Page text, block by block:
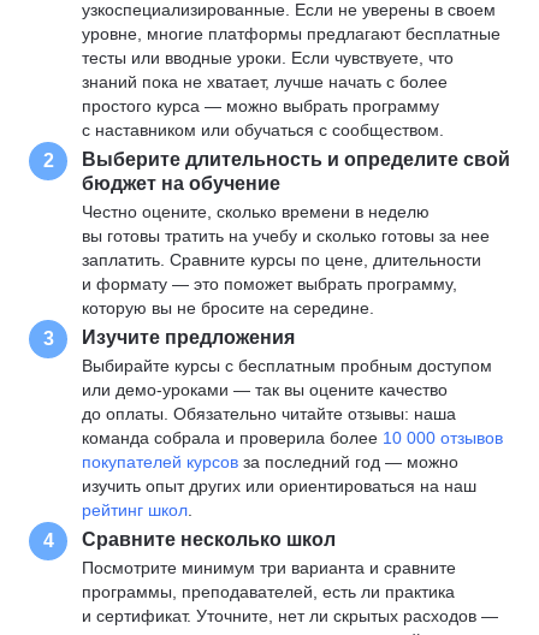
узкоспециализированные. Если не уверены в своем
уровне, многие платформы предлагают бесплатные
тесты или вводные уроки. Если чувствуете, что
знаний пока не хватает, лучше начать с более
простого курса — можно выбрать программу
с наставником или обучаться с сообществом.
2
Выберите длительность и определите свой
бюджет на обучение
Честно оцените, сколько времени в неделю
вы готовы тратить на учебу и сколько готовы за нее
заплатить. Сравните курсы по цене, длительности
и формату — это поможет выбрать программу,
которую вы не бросите на середине.
3 Изучите предложения
Выбирайте курсы с бесплатным пробным доступом
или демо-уроками — так вы оцените качество
до оплаты. Обязательно читайте отзывы: наша
команда собрала и проверила более 10 000 отзывов
покупателей курсов за последний год — можно
изучить опыт других или ориентироваться на наш
рейтинг школ
4 Сравните несколько школ
Посмотрите минимум три варианта и сравните
программы, преподавателей, есть ли практика
и сертификат. Уточните, нет ли скрытых расходов —